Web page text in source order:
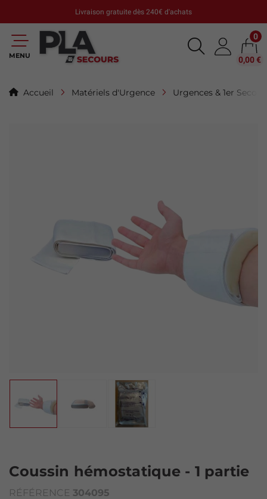
Livraison gratuite dès 240€ d'achats
MENU
0
0,00 €
Accueil Matériels d'Urgence Urgences & 1er
Coussin hémostatique - 1 partie
RÉFÉRENCE 304095